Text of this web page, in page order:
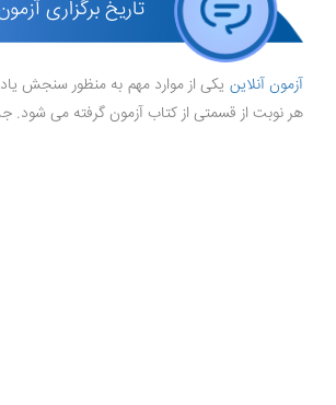
تاریخ برگزاری
آزمون آنلاین یکی از موارد مهم به منظور سنجش
هر نوبت از قسمتی از کتاب آزمون گرفته می شود.